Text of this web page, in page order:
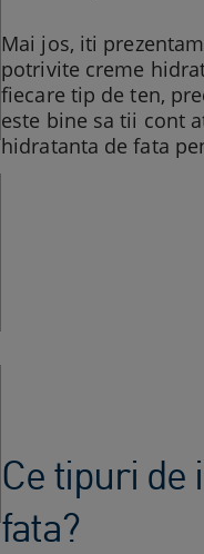
Mai jos, iti
potrivite creme
fiecare tip de ten,
este bine sa tii cont
hidratanta de fata
Ce tipuri de
fata?